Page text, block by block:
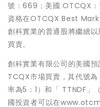
號：669；美國 OTCQX：
資格在OTCQX Best
創科實業的普通股將繼續
買賣。
創科實業有限公司的美國
TCQX市場買賣，其代號
率為5：1）和「 TTNDF」
國投資者可以在